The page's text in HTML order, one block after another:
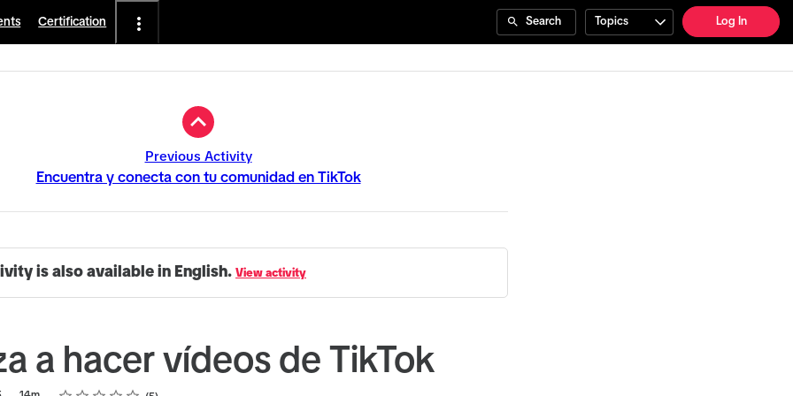
Certification Search Topics Log In
Previous Activity
Encuentra y conecta con tu comunidad en TikTok
is also available in English. View activity
a hacer vídeos de TikTok
Rating
1 star
2 stars
3 stars
4 stars
5 stars